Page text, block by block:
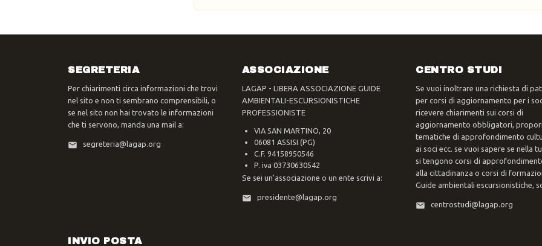
SEGRETERIA
Per chiarimenti circa informazioni che trovi
nel sito e non ti sembrano comprensibili, o
se nel sito non hai trovato le informazioni
che ti servono, manda una mail a:
segreteria@lagap.org
ASSOCIAZIONE
LAGAP - LIBERA ASSOCIAZIONE GUIDE
AMBIENTALI-ESCURSIONISTICHE
PROFESSIONISTE
VIA SAN MARTINO, 20
06081 ASSISI (PG)
C.F. 94158950546
P. iva 03730630542
Se sei un'associazione o un ente scrivi a:
presidente@lagap.org
CENTRO STUDI
Se vuoi inoltrare una richiesta di
per corsi di aggiornamento per i
ricevere chiarimenti sui corsi di
aggiornamento obbligatori,
tematiche di approfondimento
ai soci ecc. se vuoi sapere se nella
si tengono corsi di
alla cittadinanza o corsi di
Guide ambientali escursionistiche,
centrostudi@lagap.org
INVIO POSTA